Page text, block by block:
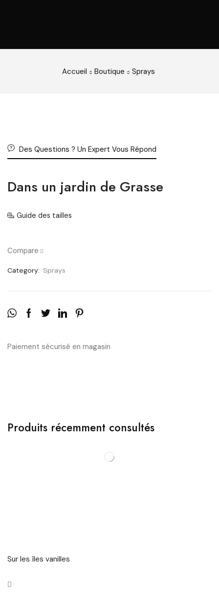
Accueil Boutique Sprays
Des Questions ? Un Expert Vous Répond
Dans un jardin de Grasse
Guide des tailles
Compare
Category: Sprays
Paiement sécurisé en magasin
Produits récemment consultés
Sur les îles vanilles